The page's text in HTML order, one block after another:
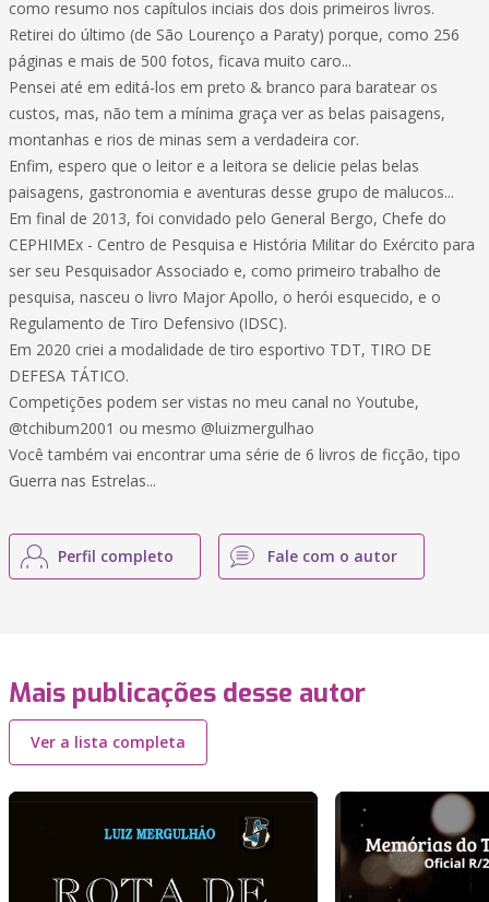
como resumo nos capítulos inciais dos dois primeiros livros.
Retirei do último (de São Lourenço a Paraty) porque, como 256
páginas e mais de 500 fotos, ficava muito caro...
Pensei até em editá-los em preto & branco para baratear os
custos, mas, não tem a mínima graça ver as belas paisagens,
montanhas e rios de minas sem a verdadeira cor.
Enfim, espero que o leitor e a leitora se delicie pelas belas
paisagens, gastronomia e aventuras desse grupo de malucos...
Em final de 2013, foi convidado pelo General Bergo, Chefe do
CEPHIMEx - Centro de Pesquisa e História Militar do Exército para
ser seu Pesquisador Associado e, como primeiro trabalho de
pesquisa, nasceu o livro Major Apollo, o herói esquecido, e o
Regulamento de Tiro Defensivo (IDSC).
Em 2020 criei a modalidade de tiro esportivo TDT, TIRO DE
DEFESA TÁTICO.
Competições podem ser vistas no meu canal no Youtube,
@tchibum2001 ou mesmo @luizmergulhao
Você também vai encontrar uma série de 6 livros de ficção, tipo
Guerra nas Estrelas...
Perfil completo Fale com o autor
Mais publicações desse autor
Ver a lista completa